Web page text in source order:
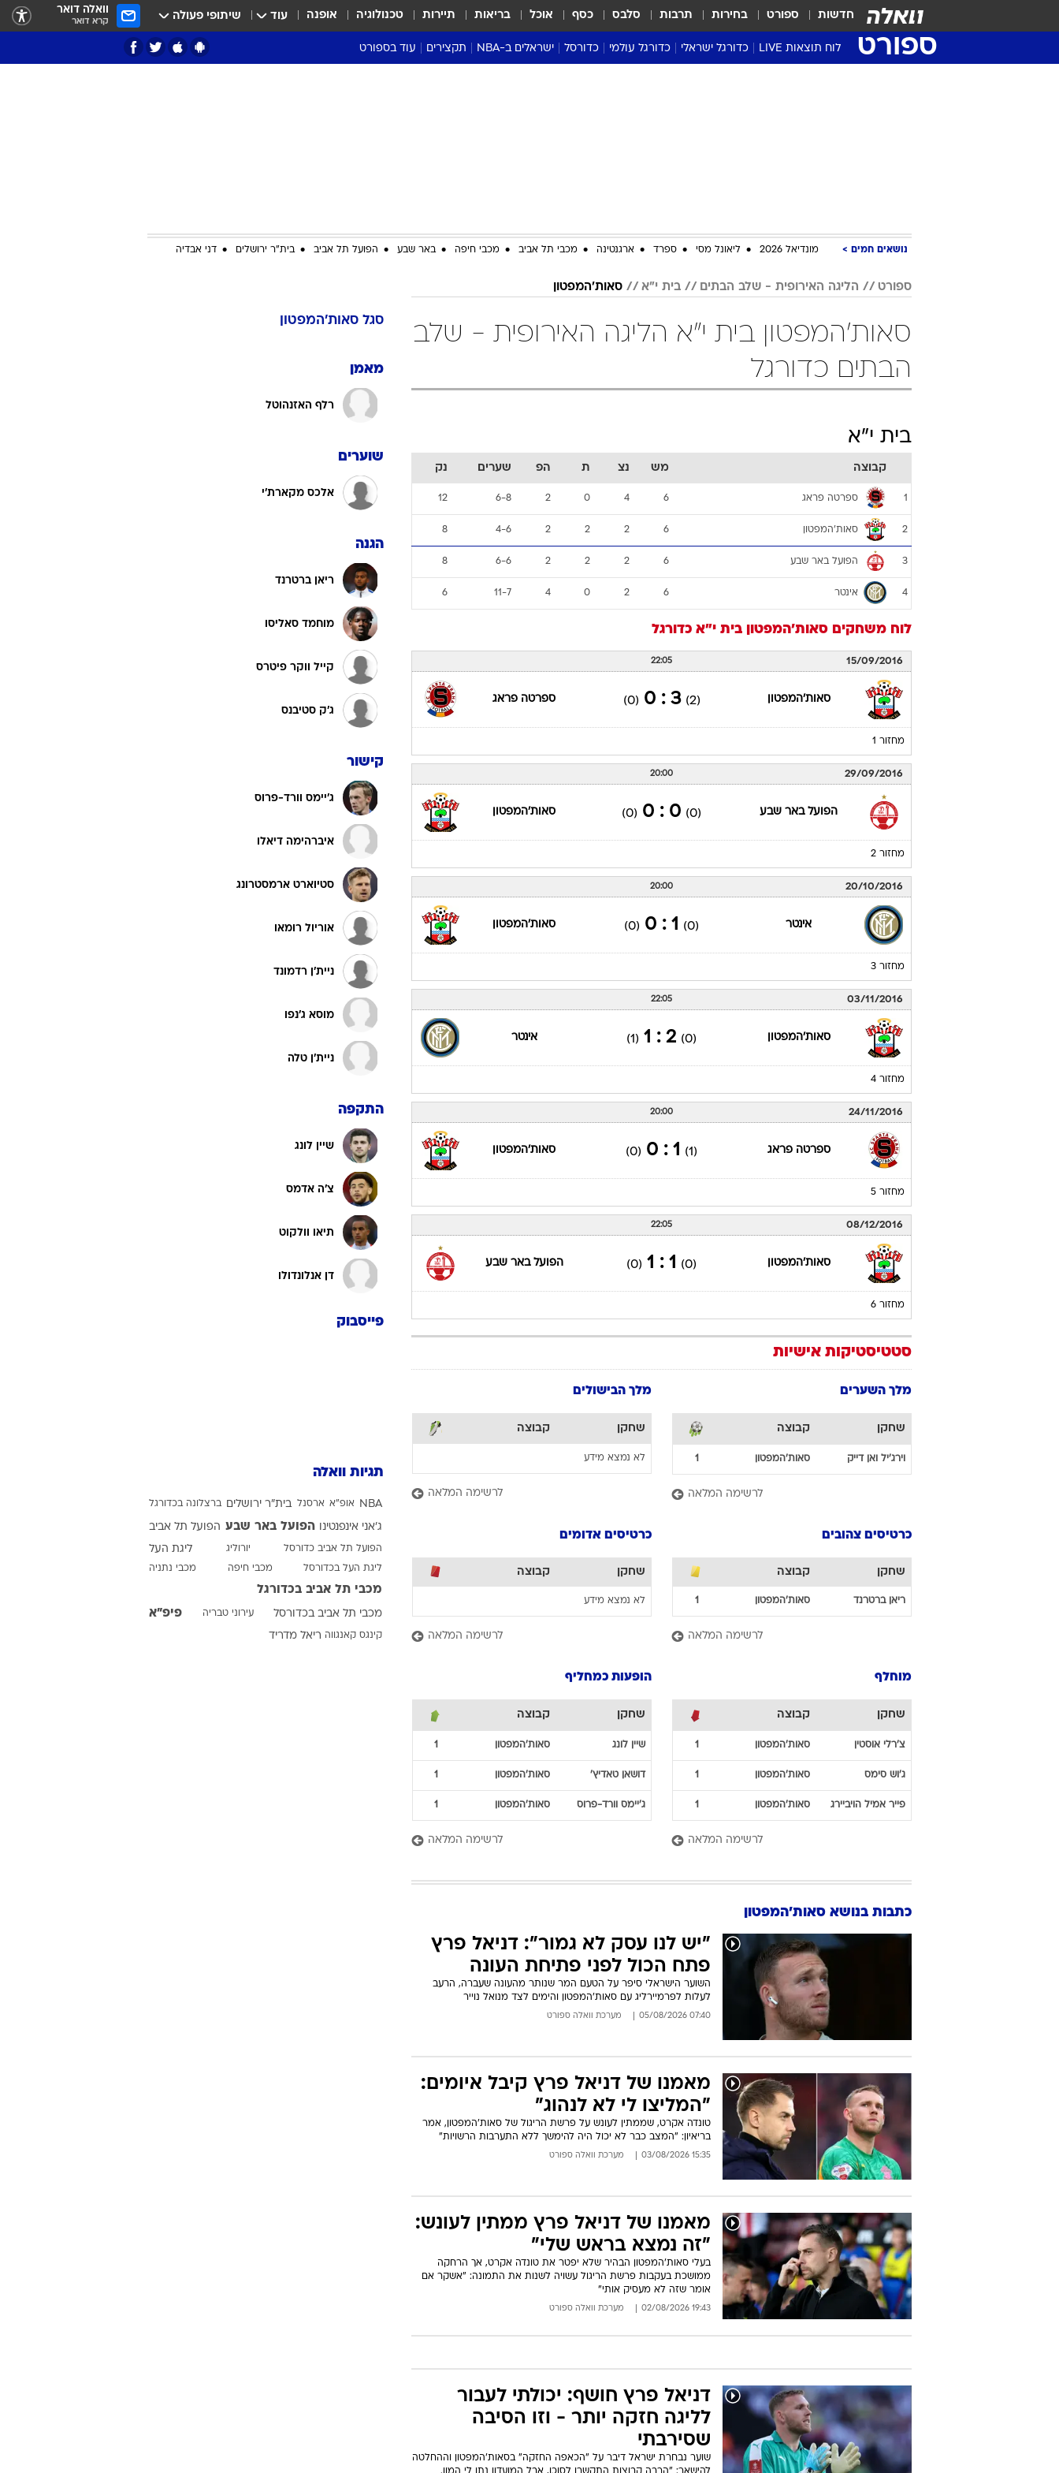
חדשות ספורט בחירות תרבות סלבס כסף אוכל בריאות תיירות טכנולוגיה אופנה עוד שיתופי פעולה וואלה דואר
קרא דואר
ספורט לוח תוצאות LIVE כדורגל ישראלי
ליגה א'
כדורגל עולמי
דרום אמריקה
כדורסל ישראלים ב-NBA תקצירים עוד בספורט
סערה בממלכה
ספורט אמריקאי
החידה של ספורט1
רץ על הקווים
אליפות אפריקה 2015
לונדון 2012
רוגבי וקריקט
כתבו לנו
נושאים חמים מונדיאל 2026 ליאונל מסי ספרד ארגנטינה מכבי תל אביב מכבי חיפה באר שבע הפועל תל אביב בית"ר ירושלים דני אבדיה
ספורט הליגה האירופית - שלב הבתים בית י"א סאות'המפטון
סאות'המפטון בית י"א הליגה האירופית - שלב
הבתים כדורגל
בית י"א
קבוצה מש נצ ת הפ שערים נק
1 ספרטה פראג 6
4
0
2
6-8
12
2 סאות'המפטון 6
2
2
2
4-6
8
3 הפועל באר שבע 6
2
2
2
6-6
8
4 אינטר 6
2
0
4
11-7
6
לוח משחקים סאות'המפטון בית י"א כדורגל
15/09/2016
22:05
סאות'המפטון (2)
3 : 0
(0) ספרטה פראג
מחזור 1
29/09/2016
20:00
הפועל באר שבע (0)
0 : 0
(0) סאות'המפטון
מחזור 2
20/10/2016
20:00
אינטר (0)
1 : 0
(0) סאות'המפטון
מחזור 3
03/11/2016
22:05
סאות'המפטון (0)
2 : 1
(1) אינטר
מחזור 4
24/11/2016
20:00
ספרטה פראג (1)
1 : 0
(0) סאות'המפטון
מחזור 5
08/12/2016
22:05
סאות'המפטון (0)
1 : 1
(0) הפועל באר שבע
מחזור 6
סטטיסטיקות אישיות
מלך השערים
שחקן קבוצה
וירג'יל ואן דייק סאות'המפטון 1
לרשימה המלאה
מלך הבישולים
שחקן קבוצה
לא נמצא מידע
לרשימה המלאה
כרטיסים צהובים
שחקן קבוצה
ריאן ברטרנד סאות'המפטון 1
לרשימה המלאה
כרטיסים אדומים
שחקן קבוצה
לא נמצא מידע
לרשימה המלאה
מוחלף
שחקן קבוצה
צ'רלי אוסטין סאות'המפטון 1
ג'וש סימס סאות'המפטון 1
פייר אמיל הויביירג סאות'המפטון 1
לרשימה המלאה
הופעות כמחליף
שחקן קבוצה
שיין לונג סאות'המפטון 1
דושאן טאדיץ' סאות'המפטון 1
ג'יימס וורד-פרוס סאות'המפטון 1
לרשימה המלאה
כתבות בנושא סאות'המפטון
"יש לנו עסק לא גמור": דניאל פרץ
פתח הכול לפני פתיחת העונה
השוער הישראלי סיפר על הטעם המר שנותר מהעונה שעברה, הרעב
לעלות לפרמיירליג עם סאות'המפטון והימים לצד מנואל נוייר
07:40 05/08/2026 מערכת וואלה ספורט
מאמנו של דניאל פרץ קיבל איומים:
"המליצו לי לא לנהוג"
טונדה אקרט, שממתין לעונש על פרשת הריגול של סאות'המפטון, אמר
בריאיון: "המצב כבר לא יכול היה להימשך ללא התערבות הרשויות"
15:35 03/08/2026 מערכת וואלה ספורט
מאמנו של דניאל פרץ ממתין לעונש:
"זה נמצא בראש שלי"
בעלי סאות'המפטון הבהיר שלא יפטר את טונדה אקרט, אך הרחקה
ממושכת בעקבות פרשת הריגול עשויה לשנות את התמונה: "אשקר אם
אומר שזה לא מעסיק אותי"
19:43 02/08/2026 מערכת וואלה ספורט
דניאל פרץ חושף: יכולתי לעבור
לליגה חזקה יותר - וזו הסיבה
שסירבתי
שוער נבחרת ישראל דיבר על "הכאפה החזקה" בסאות'המפטון וההחלטה
סגל סאות'המפטון
מאמן
רלף האזנהוטל
שוערים
אלכס מקארת'י
הגנה
ריאן ברטרנד
מוחמד סאליסו
קייל ווקר פיטרס
ג'ק סטיבנס
קישור
ג'יימס וורד-פרוס
איברהימה דיאלו
סטיוארט ארמסטרונג
אוריול רומאו
ניית'ן רדמונד
מוסא ג'נפו
ניית'ן טלה
התקפה
שיין לונג
צ'ה אדמס
תיאו וולקוט
דן אנלונדולו
פייסבוק
תגיות וואלה
NBA אופ"א ארסנל בית"ר ירושלים ברצלונה בכדורגל
ג'אני אינפנטינו הפועל באר שבע הפועל תל אביב
הפועל תל אביב כדורסל יורוליג ליגת העל
ליגת העל בכדורסל מכבי חיפה מכבי נתניה
מכבי תל אביב בכדורגל
מכבי תל אביב בכדורסל עירוני טבריה פיפ"א
קינגס קאנגווה ריאל מדריד